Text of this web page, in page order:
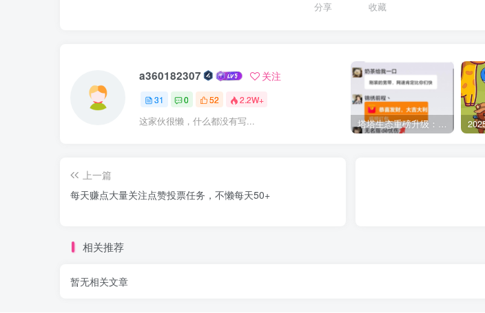
分享 收藏
a360182307 关注
31 0 52 2.2W+
这家伙很懒，什么都没有写... 塔塔生态重磅升级：零撸赚米新模式，剧点上墙玩法零撸玩家的全新选择！
上一篇
每天赚点大量关注点赞投票任务，不懒每天50+
相关推荐
暂无相关文章